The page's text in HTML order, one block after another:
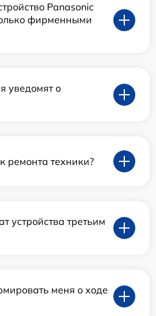
Panasonic
фирменными
уведомят о
ремонта техники?
устройства третьим
меня о ходе